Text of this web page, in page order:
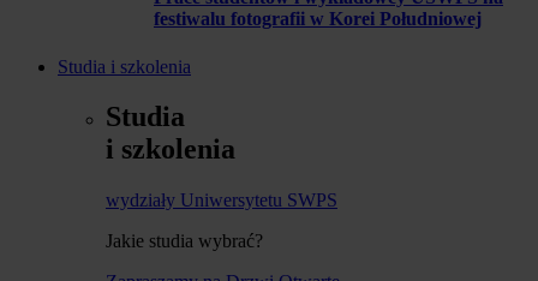
festiwalu fotografii w Korei Południowej
Studia i szkolenia
Studia
i szkolenia
wydziały Uniwersytetu SWPS
Jakie studia wybrać?